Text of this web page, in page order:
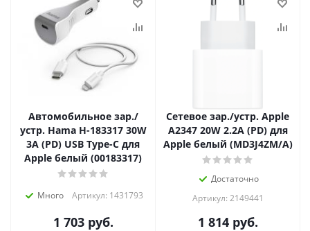
Автомобильное зар./
устр. Hama H-183317 30W
3A (PD) USB Type-C для
Apple белый (00183317)
Много Артикул: 1431793
1 703руб.
Сетевое зар./устр. Apple
A2347 20W 2.2A (PD) для
Apple белый (MD3J4ZM/A)
Достаточно
Артикул: 2149441
1 814руб.